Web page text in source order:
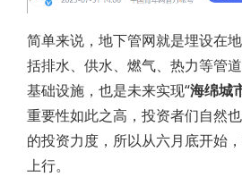
简单来说，地下管网就是埋设在
括排水、供水、燃气、热力等管
基础设施，也是未来实现“海绵城
重要性如此之高，投资者们自然
的投资力度，所以从六月底开始
上行。